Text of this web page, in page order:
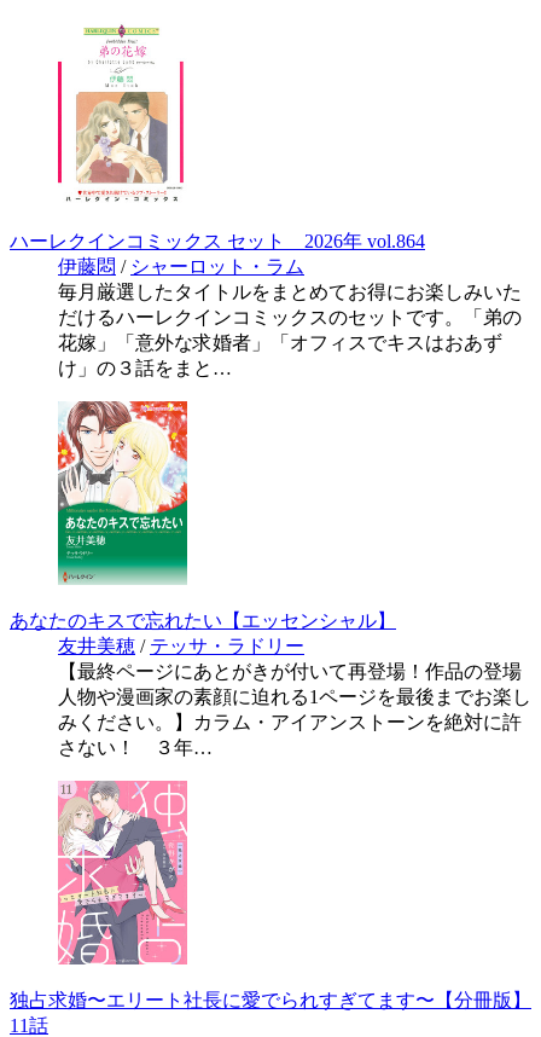
ハーレクインコミックス セット 2026年 vol.864
伊藤悶 / シャーロット・ラム
毎月厳選したタイトルをまとめてお得にお楽しみいた
だけるハーレクインコミックスのセットです。「弟の
花嫁」「意外な求婚者」「オフィスでキスはおあず
け」の３話をまと…
あなたのキスで忘れたい【エッセンシャル】
友井美穂 / テッサ・ラドリー
【最終ページにあとがきが付いて再登場！作品の登場
人物や漫画家の素顔に迫れる1ページを最後までお楽し
みください。】カラム・アイアンストーンを絶対に許
さない！ ３年…
独占求婚〜エリート社長に愛でられすぎてます〜【分冊版】
11話